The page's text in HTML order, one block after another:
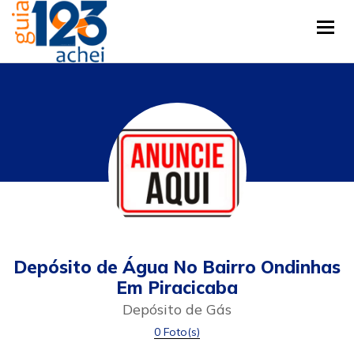
Depósito de Água No Bairro Ondinhas
Em Piracicaba
Depósito de Gás
0 Foto(s)